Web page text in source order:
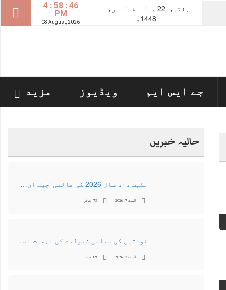
4 : 58 : 46
PM
08 August, 2026
ہفتہ، 22 صــَــفــَــر،
1448ھ
جے ایس ایم ویڈیوز مزید
حالیہ خبریں
نگہت داد سال 2026 کی عالمی ‘چیف ان اے آئی 100’ فہرست میں شامل
اگست 7, 2026 73 مناظر
خواتین کی سیاسی شمولیت کی اہمیت اور فیصلہ سازی کے عمل میں فعال کردار
اگست 7, 2026 89 مناظر